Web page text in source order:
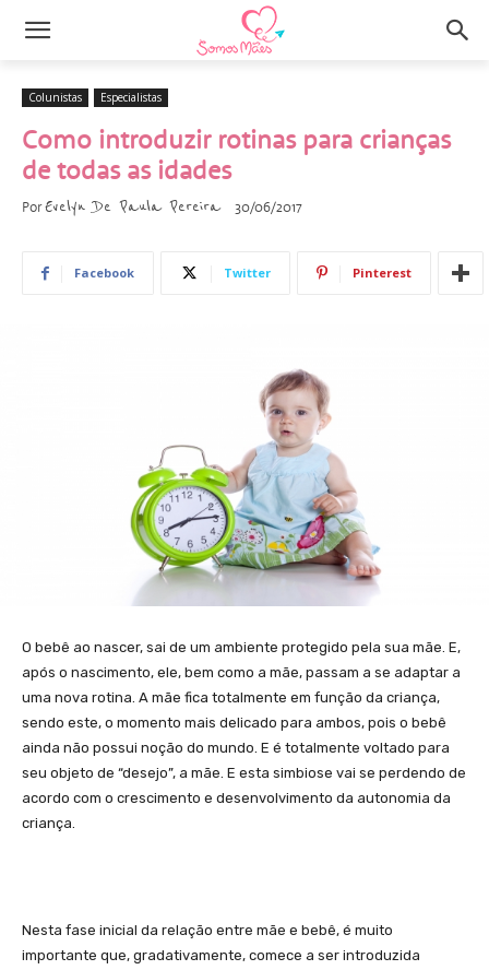
Colunistas Especialistas
Como introduzir rotinas para crianças
de todas as idades
PorEvelyn De Paula Pereira 30/06/2017
Facebook Twitter Pinterest
O bebê ao nascer, sai de um ambiente protegido pela sua mãe. E,
após o nascimento, ele, bem como a mãe, passam a se adaptar a
uma nova rotina. A mãe fica totalmente em função da criança,
sendo este, o momento mais delicado para ambos, pois o bebê
ainda não possui noção do mundo. E é totalmente voltado para
seu objeto de “desejo”, a mãe. E esta simbiose vai se perdendo de
acordo com o crescimento e desenvolvimento da autonomia da
criança.
Nesta fase inicial da relação entre mãe e bebê, é muito
importante que, gradativamente, comece a ser introduzida